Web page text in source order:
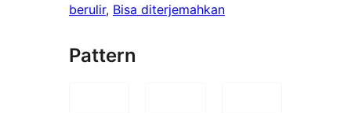
berulir, Bisa diterjemahkan
Pattern